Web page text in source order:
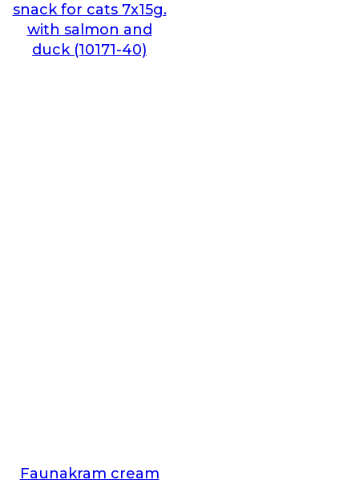
snack for cats 7x15g.
with salmon and
duck (10171-40)
Faunakram cream